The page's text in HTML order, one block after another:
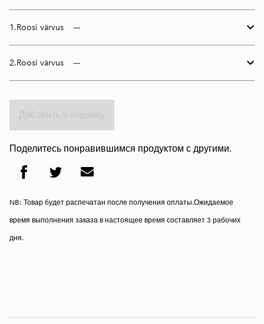
1.Roosi värvus
2.Roosi värvus
Поделитесь понравившимся продуктом с другими.
NB: Товар будет распечатан после получения оплаты.Ожидаемое
время выполнения заказа в настоящее время составляет 3 рабочих
дня.